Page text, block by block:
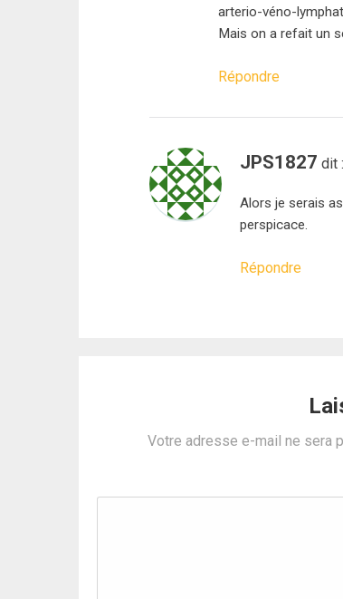
arterio-véno-
Mais on a refait un
Répondre
JPS1827 dit :
Alors je serais
perspicace.
Répondre
Votre adresse e-mail ne sera